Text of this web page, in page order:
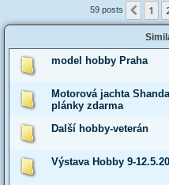
59 posts 1
model hobby Praha
Motorová jachta
plánky zdarma
Další hobby-veterán
Výstava Hobby 9-